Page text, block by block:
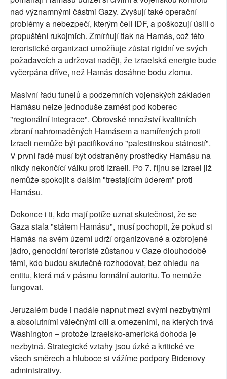
nad významnými částmi Gazy. Zvyšují také operační
problémy a nebezpečí, kterým čelí IDF, a poškozují úsilí o
propuštění rukojmích. Zmírňují tlak na Hamás, což této
teroristické organizaci umožňuje zůstat rigidní ve svých
požadavcích a udržovat naději, že izraelská energie bude
vyčerpána dříve, než Hamás dosáhne bodu zlomu.
Masivní řadu tunelů a podzemních vojenských základen
Hamásu nelze jednoduše zamést pod koberec
"regionální integrace". Obrovské množství kvalitních
zbraní nahromaděných Hamásem a namířených proti
Izraeli nemůže být pacifikováno "palestinskou státností".
V první řadě musí být odstraněny prostředky Hamásu na
nikdy nekončící válku proti Izraeli. Po 7. říjnu se Izrael již
nemůže spokojit s dalším "trestajícím úderem" proti
Hamásu.
Dokonce i ti, kdo mají potíže uznat skutečnost, že se
Gaza stala "státem Hamásu", musí pochopit, že pokud si
Hamás na svém území udrží organizované a ozbrojené
jádro, genocidní teroristé zůstanou v Gaze dlouhodobě
těmi, kdo budou skutečně rozhodovat, bez ohledu na
entitu, která má v pásmu formální autoritu. To nemůže
fungovat.
Jeruzalém bude i nadále napnut mezi svými nezbytnými
a absolutními válečnými cíli a omezeními, na kterých trvá
Washington – protože izraelsko-americká dohoda je
nezbytná. Strategické vztahy jsou úzké a kritické ve
všech směrech a hluboce si vážíme podpory Bidenovy
administrativy.